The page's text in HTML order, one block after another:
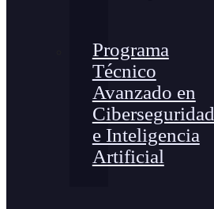
Programa
Técnico
Avanzado en
Ciberseguridad
e Inteligencia
Artificial